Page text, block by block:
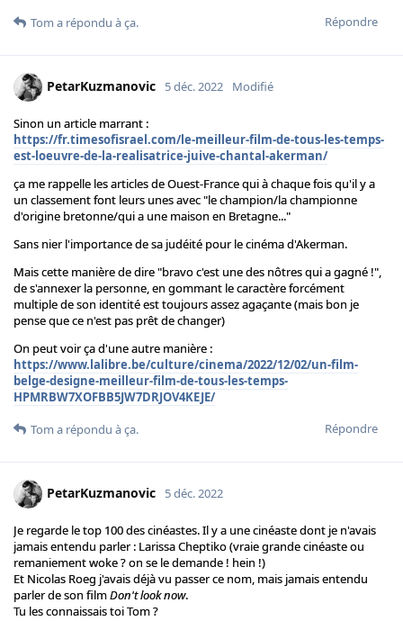
Répondre
Tom a répondu à ça.
PetarKuzmanovic 5 déc. 2022 Modifié
Sinon un article marrant :
https://fr.timesofisrael.com/le-meilleur-film-de-tous-les-temps-
est-loeuvre-de-la-realisatrice-juive-chantal-akerman/
ça me rappelle les articles de Ouest-France qui à chaque fois qu'il y a
un classement font leurs unes avec "le champion/la championne
d'origine bretonne/qui a une maison en Bretagne..."
Sans nier l'importance de sa judéité pour le cinéma d'Akerman.
Mais cette manière de dire "bravo c'est une des nôtres qui a gagné !",
de s'annexer la personne, en gommant le caractère forcément
multiple de son identité est toujours assez agaçante (mais bon je
pense que ce n'est pas prêt de changer)
On peut voir ça d'une autre manière :
https://www.lalibre.be/culture/cinema/2022/12/02/un-film-
belge-designe-meilleur-film-de-tous-les-temps-
HPMRBW7XOFBB5JW7DRJOV4KEJE/
Répondre
Tom a répondu à ça.
PetarKuzmanovic 5 déc. 2022
Je regarde le top 100 des cinéastes. Il y a une cinéaste dont je n'avais
jamais entendu parler : Larissa Cheptiko (vraie grande cinéaste ou
remaniement woke ? on se le demande ! hein !)
Et Nicolas Roeg j'avais déjà vu passer ce nom, mais jamais entendu
parler de son filmDon't look now.
Tu les connaissais toi Tom ?